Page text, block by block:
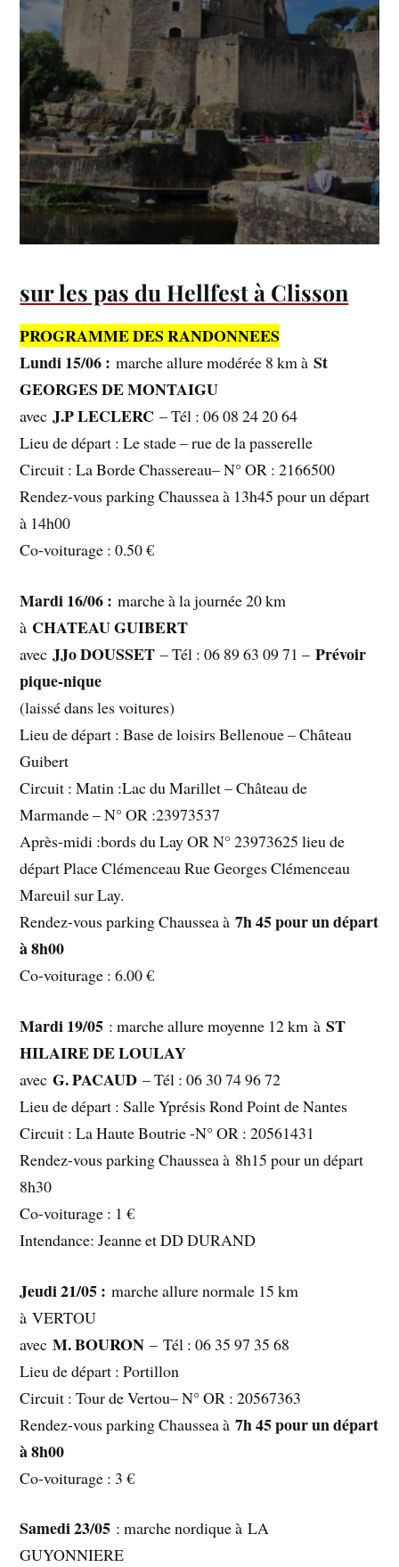
sur les pas du Hellfest à Clisson
PROGRAMME DES RANDONNEES
Lundi 15/06 : marche allure modérée 8 km à St
GEORGES DE MONTAIGU
avecJ.P LECLERC – Tél : 06 08 24 20 64
Lieu de départ : Le stade – rue de la passerelle
Circuit : La Borde Chassereau– N° OR : 2166500
Rendez-vous parking Chaussea à 13h45 pour un départ
à 14h00
Co-voiturage : 0.50 €
Mardi 16/06 : marche à la journée 20 km
à CHATEAU GUIBERT
avecJJo DOUSSET – Tél : 06 89 63 09 71 –Prévoir
pique-nique
(laissé dans les voitures)
Lieu de départ : Base de loisirs Bellenoue – Château
Guibert
Circuit : Matin :Lac du Marillet – Château de
Marmande – N° OR :23973537
Après-midi :bords du Lay OR N° 23973625 lieu de
départ Place Clémenceau Rue Georges Clémenceau
Mareuil sur Lay.
Rendez-vous parking Chaussea à7h 45 pour un départ
à 8h00
Co-voiturage : 6.00 €
Mardi 19/05 : marche allure moyenne 12 km àST
HILAIRE DE LOULAY
avecG. PACAUD – Tél : 06 30 74 96 72
Lieu de départ : Salle Yprésis Rond Point de Nantes
Circuit : La Haute Boutrie -N° OR : 20561431
Rendez-vous parking Chaussea à 8h15 pour un départ
8h30
Co-voiturage : 1 €
Intendance: Jeanne et DD DURAND
Jeudi 21/05 : marche allure normale 15 km
à VERTOU
avecM. BOURON – Tél : 06 35 97 35 68
Lieu de départ : Portillon
Circuit : Tour de Vertou– N° OR : 20567363
Rendez-vous parking Chaussea à7h 45 pour un départ
à 8h00
Co-voiturage : 3 €
Samedi 23/05 : marche nordique à LA
GUYONNIERE